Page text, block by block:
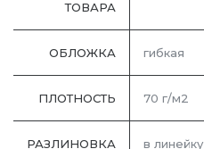
ТОВАРА
ОБЛОЖКА гибкая
ПЛОТНОСТЬ 70 г/м2
РАЗЛИНОВКА в линейку